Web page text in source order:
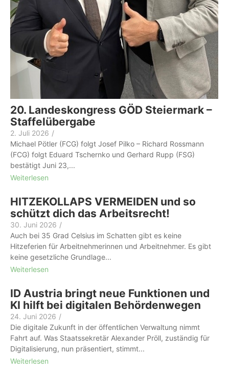
20. Landeskongress GÖD Steiermark –
Staffelübergabe
2. Juli 2026 /
Michael Pötler (FCG) folgt Josef Pilko – Richard Rossmann
(FCG) folgt Eduard Tschernko und Gerhard Rupp (FSG)
bestätigt Juni 23,...
Weiterlesen
HITZEKOLLAPS VERMEIDEN und so
schützt dich das Arbeitsrecht!
30. Juni 2026 /
Auch bei 35 Grad Celsius im Schatten gibt es keine
Hitzeferien für Arbeit­nehmer­innen und Arbeitnehmer. Es gibt
keine gesetzliche Grundlage...
Weiterlesen
ID Austria bringt neue Funktionen und
KI hilft bei digitalen Behördenwegen
24. Juni 2026 /
Die digitale Zukunft in der öffentlichen Verwaltung nimmt
Fahrt auf. Was Staatssekretär Alexander Pröll, zuständig für
Digitalisierung, nun präsentiert, stimmt...
Weiterlesen